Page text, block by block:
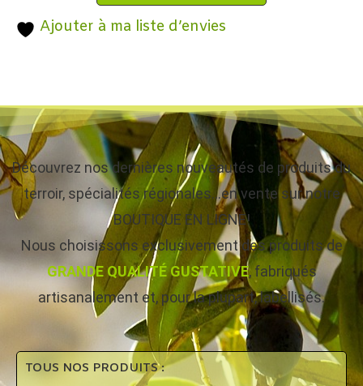
Ajouter à ma liste d’envies
Découvrez nos dernières nouveautés de produits du
terroir, spécialités régionales…en vente sur notre
BOUTIQUE EN LIGNE!
Nous choisissons exclusivement des produits de
GRANDE QUALITÉ GUSTATIVE, fabriqués
artisanalement et, pour la plupart, labellisés.
TOUS NOS PRODUITS :